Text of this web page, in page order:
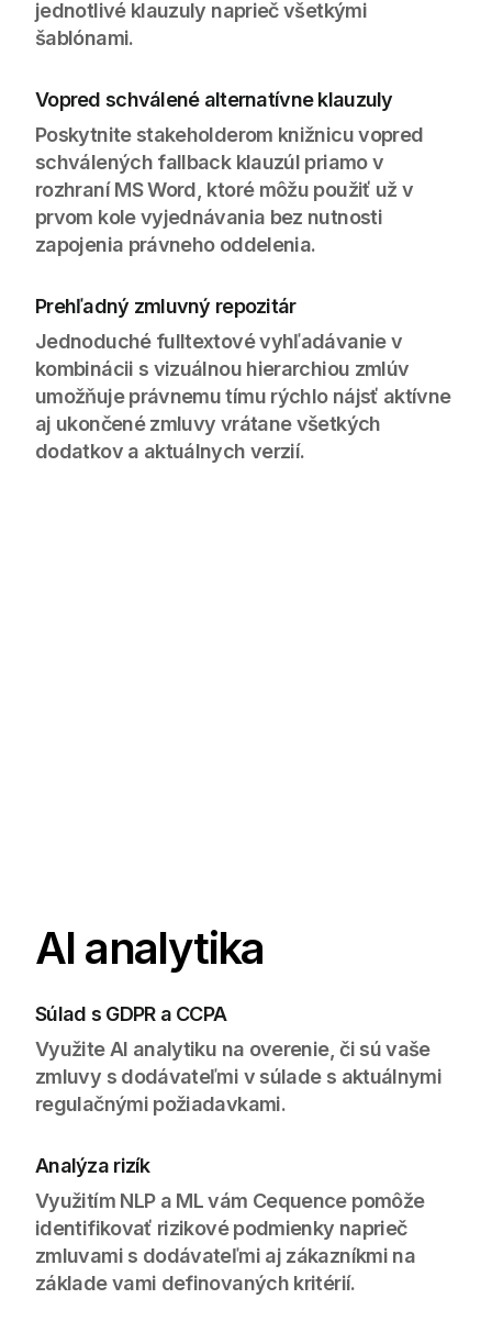
jednotlivé klauzuly naprieč všetkými
šablónami.
Vopred schválené alternatívne klauzuly
Poskytnite stakeholderom knižnicu vopred
schválených fallback klauzúl priamo v
rozhraní MS Word, ktoré môžu použiť už v
prvom kole vyjednávania bez nutnosti
zapojenia právneho oddelenia.
Prehľadný zmluvný repozitár
Jednoduché fulltextové vyhľadávanie v
kombinácii s vizuálnou hierarchiou zmlúv
umožňuje právnemu tímu rýchlo nájsť aktívne
aj ukončené zmluvy vrátane všetkých
dodatkov a aktuálnych verzií.
AI analytika
Súlad s GDPR a CCPA
Využite AI analytiku na overenie, či sú vaše
zmluvy s dodávateľmi v súlade s aktuálnymi
regulačnými požiadavkami.
Analýza rizík
Využitím NLP a ML vám Cequence pomôže
identifikovať rizikové podmienky naprieč
zmluvami s dodávateľmi aj zákazníkmi na
základe vami definovaných kritérií.